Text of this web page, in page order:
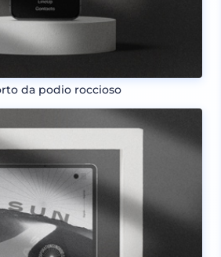
da podio roccioso